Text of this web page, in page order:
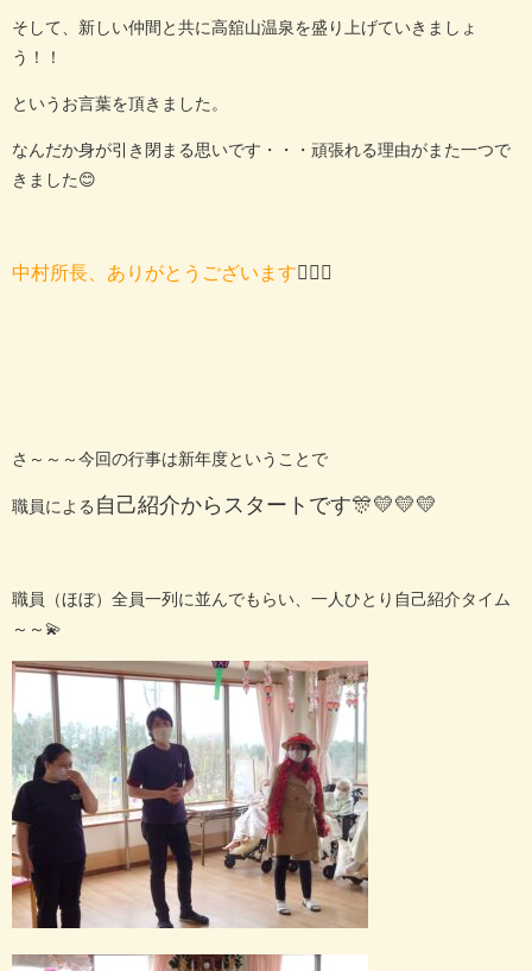
そして、新しい仲間と共に高舘山温泉を盛り上げていきましょ
う！！
というお言葉を頂きました。
なんだか身が引き閉まる思いです・・・頑張れる理由がまた一つで
きました😊
中村所長、ありがとうございます🙇🏻‍♀️
さ～～～今回の行事は新年度ということで
職員による 自己紹介からスタートです🎊💛💛💛
職員（ほぼ）全員一列に並んでもらい、一人ひとり自己紹介タイム
～～💫